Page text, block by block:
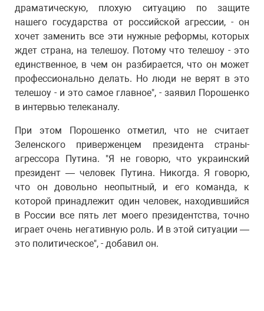
драматическую, плохую ситуацию по защите
нашего государства от российской агрессии, - он
хочет заменить все эти нужные реформы, которых
ждет страна, на телешоу. Потому что телешоу - это
единственное, в чем он разбирается, что он может
профессионально делать. Но люди не верят в это
телешоу - и это самое главное", - заявил Порошенко
в интервью телеканалу.
При этом Порошенко отметил, что не считает
Зеленского приверженцем президента страны-
агрессора Путина. "Я не говорю, что украинский
президент — человек Путина. Никогда. Я говорю,
что он довольно неопытный, и его команда, к
которой принадлежит один человек, находившийся
в России все пять лет моего президентства, точно
играет очень негативную роль. И в этой ситуации —
это политическое", - добавил он.